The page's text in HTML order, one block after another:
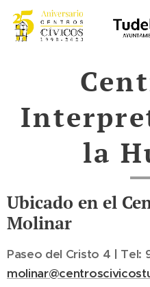
la
Ubicado en el
Molinar
Paseo del Cristo 4 | Tel: